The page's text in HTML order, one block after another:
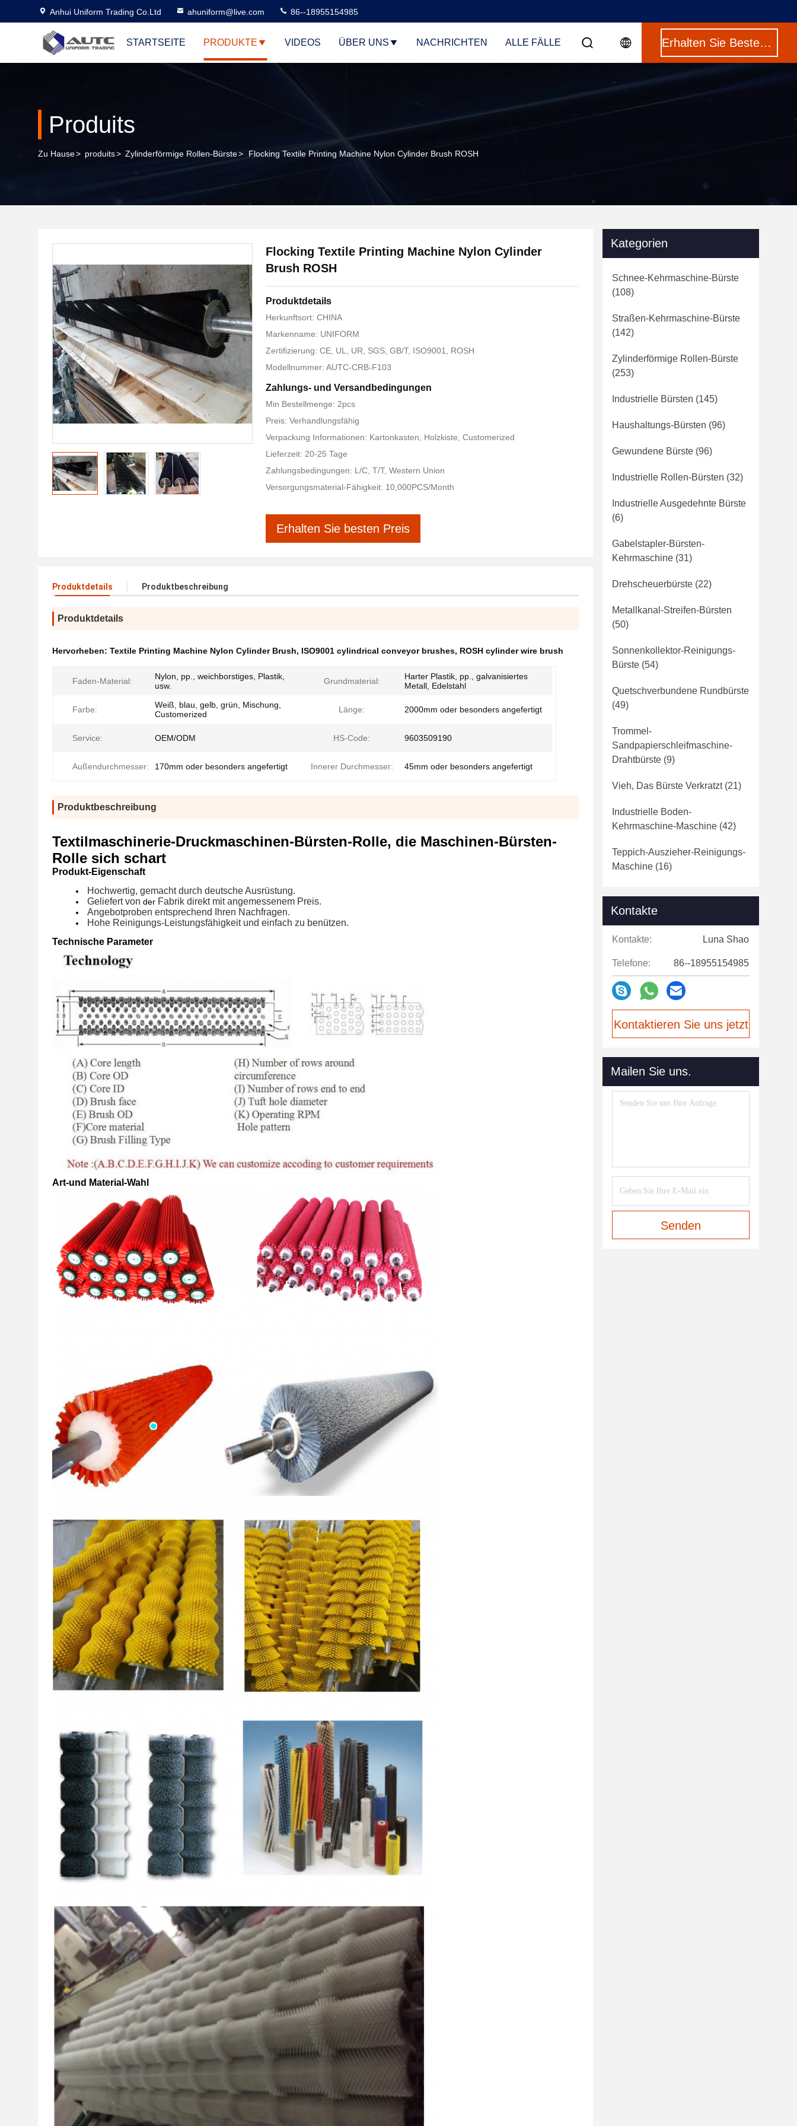
Anhui Uniform Trading Co.Ltd ahuniform@live.com 86--18955154985
STARTSEITE PRODUKTE VIDEOS ÜBER UNS NACHRICHTEN ALLE FÄLLE Erhalten Sie Besten Preis
Produits
Zu Hause> produits> Zylinderförmige Rollen-Bürste> Flocking Textile Printing Machine Nylon Cylinder Brush ROSH
Flocking Textile Printing Machine Nylon Cylinder
Brush ROSH
Produktdetails
Herkunftsort: CHINA
Markenname: UNIFORM
Zertifizierung: CE, UL, UR, SGS, GB/T, ISO9001, ROSH
Modellnummer: AUTC-CRB-F103
Zahlungs- und Versandbedingungen
Min Bestellmenge: 2pcs
Preis: Verhandlungsfähig
Verpackung Informationen: Kartonkasten, Holzkiste, Customerized
Lieferzeit: 20-25 Tage
Zahlungsbedingungen: L/C, T/T, Western Union
Versorgungsmaterial-Fähigkeit: 10,000PCS/Month
Erhalten Sie besten Preis
Produktdetails Produktbeschreibung
Produktdetails
Hervorheben: Textile Printing Machine Nylon Cylinder Brush, ISO9001 cylindrical conveyor brushes, ROSH cylinder wire brush
Faden-Material:
Nylon, pp., weichborstiges, Plastik,
usw.
Grundmaterial:
Harter Plastik, pp., galvanisiertes
Metall, Edelstahl
Farbe:
Weiß, blau, gelb, grün, Mischung,
Customerized
Länge: 2000mm oder besonders angefertigt
Service: OEM/ODM HS-Code: 9603509190
Außendurchmesser: 170mm oder besonders angefertigt Innerer Durchmesser: 45mm oder besonders angefertigt
Produktbeschreibung
Textilmaschinerie-Druckmaschinen-Bürsten-Rolle, die Maschinen-Bürsten-
Rolle sich schart
Produkt-Eigenschaft
Hochwertig, gemacht durch deutsche Ausrüstung.
Geliefert von der Fabrik direkt mit angemessenem Preis.
Angebotproben entsprechend Ihren Nachfragen.
Hohe Reinigungs-Leistungsfähigkeit und einfach zu benützen.
Technische Parameter
Art-und Material-Wahl
Kategorien
Schnee-Kehrmaschine-Bürste
(108)
Straßen-Kehrmaschine-Bürste
(142)
Zylinderförmige Rollen-Bürste
(253)
Industrielle Bürsten (145)
Haushaltungs-Bürsten (96)
Gewundene Bürste (96)
Industrielle Rollen-Bürsten (32)
Industrielle Ausgedehnte Bürste
(6)
Gabelstapler-Bürsten-
Kehrmaschine (31)
Drehscheuerbürste (22)
Metallkanal-Streifen-Bürsten
(50)
Sonnenkollektor-Reinigungs-
Bürste (54)
Quetschverbundene Rundbürste
(49)
Trommel-
Sandpapierschleifmaschine-
Drahtbürste (9)
Vieh, Das Bürste Verkratzt(21)
Industrielle Boden-
Kehrmaschine-Maschine (42)
Teppich-Auszieher-Reinigungs-
Maschine (16)
Kontakte
Kontakte: Luna Shao
Telefone: 86--18955154985
Kontaktieren Sie uns jetzt
Mailen Sie uns.
Senden